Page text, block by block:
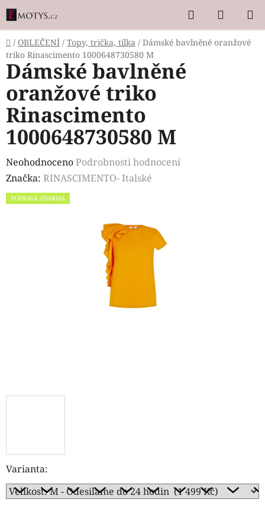
Přejít
na
obsah
Hledat
KOŠÍK
Domů
/ OBLEČENÍ / Topy, trička, tílka / Dámské bavlněné oranžové
triko Rinascimento 1000648730580 M
Varianta:
Dámské bavlněné
oranžové triko
Rinascimento
1000648730580 M
Průměrné
hodnocení
produktu
NeohodnocenoPodrobnosti hodnocení
Značka: RINASCIMENTO- Italské
DOPRAVA ZDARMA